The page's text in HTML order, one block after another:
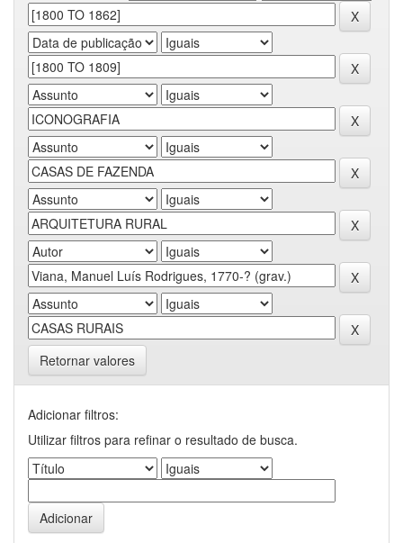
Retornar valores
Adicionar filtros:
Utilizar filtros para refinar o resultado de busca.